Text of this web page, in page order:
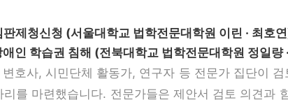
제청신청 (서울대학교 법학전문대학원 이린 · 최호
인 학습권 침해 (전북대학교 법학전문대학원 정일량
호사, 시민단체 활동가, 연구자 등 전문가 집단이
를 마련했습니다. 전문가들은 제안서 검토 의견과